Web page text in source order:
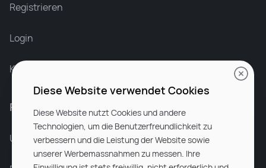
Registrieren
Login
Karriere bei Rocken
Für Unternehmen
Unsere Dienstleistungen
Diese Website verwendet Cookies
Diese Website nutzt Cookies und andere
Technologien, um die Benutzerfreundlichkeit zu
verbessern und die Leistung der Website sowie
unserer Werbemassnahmen zu messen. Ihre